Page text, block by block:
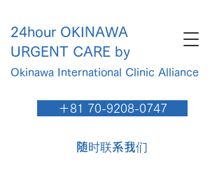
24hour OKINAWA
URGENT CARE by
Okinawa International Clinic​ Alliance
＋81 70-9208-0747
随时联系我们